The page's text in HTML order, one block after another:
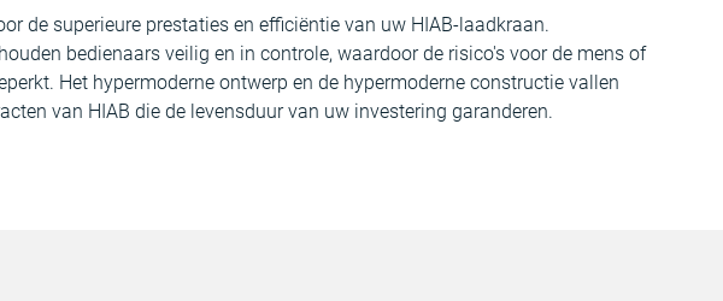
de superieure prestaties en efficiëntie van uw HIAB-laadkraan.
bedienaars veilig en in controle, waardoor de risico's voor de mens of
Het hypermoderne ontwerp en de hypermoderne constructie vallen
van HIAB die de levensduur van uw investering garanderen.